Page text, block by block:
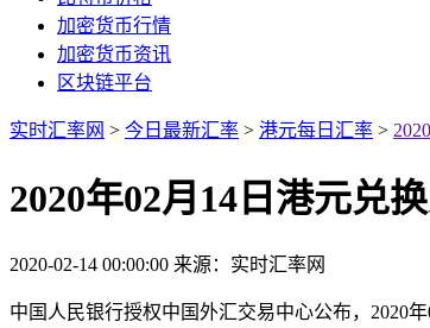
加密货币行情
加密货币资讯
区块链平台
实时汇率网 > 今日最新汇率 > 港元每日汇率 >
2020年02月14日港元兑
2020-02-14 00:00:00 来源：实时汇率网
中国人民银行授权中国外汇交易中心公布，2020